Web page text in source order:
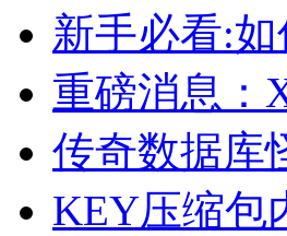
新手必看:
重磅消息：
传奇数据库
KEY压缩包